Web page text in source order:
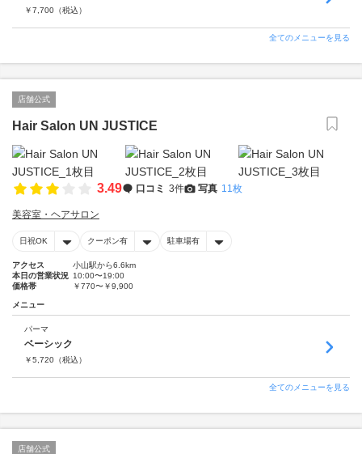
￥7,700 （税込）
全てのメニューを見る
店舗公式
Hair Salon UN JUSTICE
3.49 口コミ 3件 写真 11枚
美容室・ヘアサロン
日祝OK クーポン有 駐車場有
アクセス
小山駅から6.6km
本日の営業状況 10:00〜19:00
価格帯
￥770〜￥9,900
メニュー
パーマ
ベーシック
￥5,720 （税込）
全てのメニューを見る
店舗公式